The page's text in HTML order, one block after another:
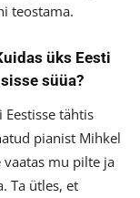
teostama.
üks Eesti
süüa?
tähtis
pianist Mihkel
mu pilte ja
Ta ütles, et